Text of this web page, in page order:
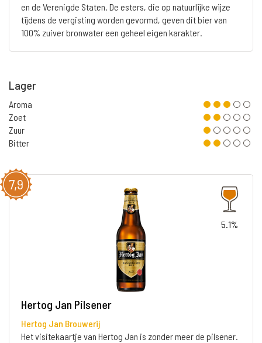
en de Verenigde Staten. De esters, die op natuurlijke wijze
tijdens de vergisting worden gevormd, geven dit bier van
100% zuiver bronwater een geheel eigen karakter.
Lager
Aroma
Zoet
Zuur
Bitter
7,9
5.1%
Hertog Jan Pilsener
Hertog Jan Brouwerij
Het visitekaartje van Hertog Jan is zonder meer de pilsener.